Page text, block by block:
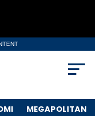
MEGAPOLITAN